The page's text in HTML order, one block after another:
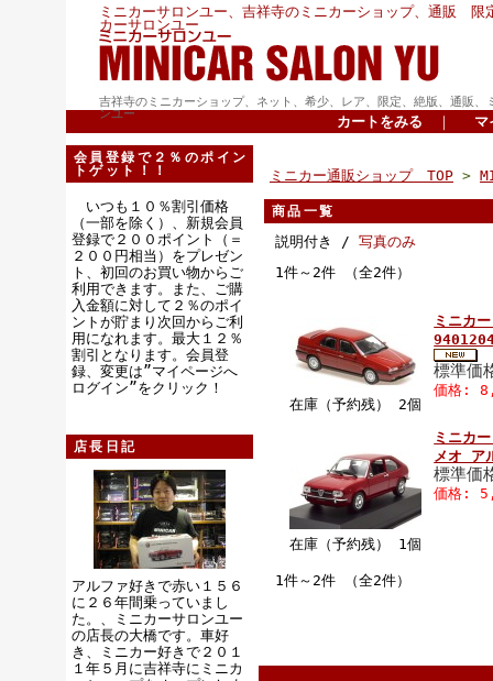
ミニカーサロンユー、吉祥寺のミニカーショップ、通販 限
カーサロンユー
吉祥寺のミニカーショップ、ネット、希少、レア、限定、絶版、通販、
ンユー
カートをみる ｜ マ
会員登録で２％のポイン
トゲット！！
いつも１０％割引価格
（一部を除く）、新規会員
登録で２００ポイント（＝
２００円相当）をプレゼン
ト、初回のお買い物からご
利用できます。また、ご購
入金額に対して２％のポイ
ントが貯まり次回からご利
用になれます。最大１２％
割引となります。会員登
録、変更は”マイページへ
ログイン”をクリック！
店長日記
アルファ好きで赤い１５６
に２６年間乗っていまし
た。、ミニカーサロンユー
の店長の大橋です。車好
き、ミニカー好きで２０１
１年５月に吉祥寺にミニカ
ミニカー通販ショップ TOP >
商品一覧
説明付き / 写真のみ
1件～2件 （全2件）
在庫（予約残） 2個
ミニカ
標準
価格:
在庫（予約残） 1個
ミニカ
メオ ア
標準
価格:
1件～2件 （全2件）